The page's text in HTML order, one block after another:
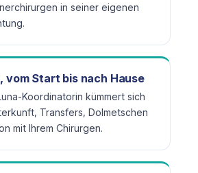
in seiner eigenen
vom Start bis nach Hause
Koordinatorin kümmert sich
Transfers, Dolmetschen
mit Ihrem Chirurgen.